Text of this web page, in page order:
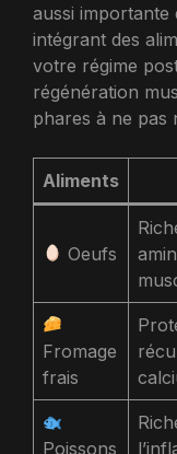
aussi importante
intégrant des
votre régime
régénération
phares à ne pas
Aliments
Oeufs
Fromage
frais
Poissons